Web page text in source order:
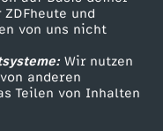
und
von uns nicht
Wir nutzen
anderen
Teilen von Inhalten